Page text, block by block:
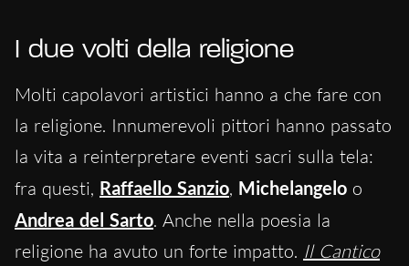
I due volti della religione
Molti capolavori artistici hanno a che fare con
la religione. Innumerevoli pittori hanno passato
la vita a reinterpretare eventi sacri sulla tela:
fra questi, Raffaello Sanzio, Michelangelo o
Andrea del Sarto. Anche nella poesia la
religione ha avuto un forte impatto. Il Cantico